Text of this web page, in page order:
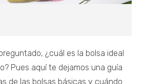
¿cuál es la bolsa ideal
Pues aquí te dejamos una guía
de las bolsas básicas y cuándo